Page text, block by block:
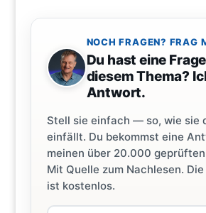
NOCH FRAGEN? FRAG
Du hast eine
diesem Thema?
Antwort.
Stell sie einfach — so, wie sie
einfällt. Du bekommst eine
meinen über 20.000
Mit Quelle zum Nachlesen.
ist kostenlos.